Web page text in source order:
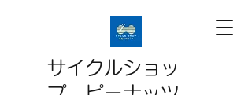
サイクルショッ